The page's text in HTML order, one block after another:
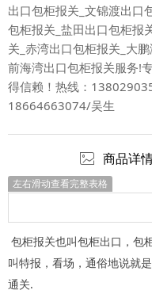
出口包柜报关_文锦渡出口
包柜报关_盐田出口包柜报
关_赤湾出口包柜报关_大鹏
前海湾出口包柜报关服务!
得信赖！热线：
18664663074/吴生
商品详
左右滑动查看完整表格
包柜报关也叫包柜出口，包
叫特报，看场，通俗地说就
通关.
ꂈ